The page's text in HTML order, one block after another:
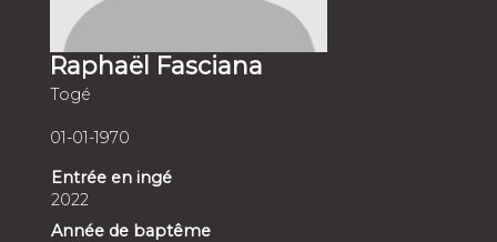
Raphaël Fasciana
Togé
01-01-1970
Entrée en ingé
2022
Année de baptême